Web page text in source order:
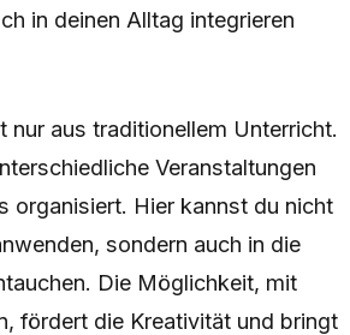
in deinen Alltag integrieren
nur aus traditionellem Unterricht.
Veranstaltungen
organisiert. Hier kannst du nicht
sondern auch in die
Die Möglichkeit, mit
fördert die Kreativität und bringt